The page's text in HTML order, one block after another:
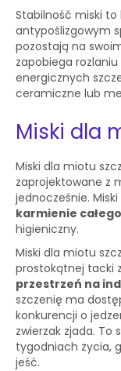
Stabilność miski to
antypoślizgowym
pozostają na
zapobiega
energicznych
ceramiczne lub
Miski dla
Miski dla miotu
zaprojektowane z
jednocześnie.
karmienie
higieniczny.
Miski dla miotu
prostokątnej tacki
przestrzeń na
szczenię ma
konkurencji o
zwierzak zjada. To
tygodniach życia,
jeść.